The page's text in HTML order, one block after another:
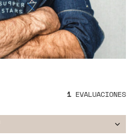
1 EVALUACIONES